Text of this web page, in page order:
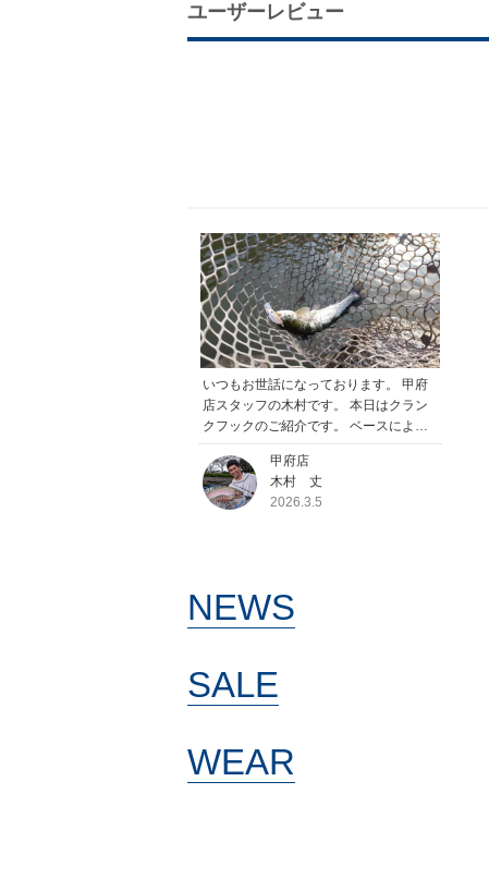
ユーザーレビュー
いつもお世話になっております。 甲府
店スタッフの木村です。 本日はクラン
クフックのご紹介です。 ベースによく
STフックを使用しているのですが、掛
かってすぐにバレてしまう時はプレッソ
ショートマルチに変えてたりします。
それでも一匹キャッチできない時はオー
のフックはコスパに優れているので、掛
からなかったら即交換が躊躇なくできま
イズのクランクやさかさニョロには8
番、団子魚やトレモスリムなど小粒なク
ックをワンサイズ小さくしたり、逆にチ
ェイスがゆっくりの時はリアフックを大
甲府店
木村 丈
2026.3.5
NEWS
SALE
WEAR